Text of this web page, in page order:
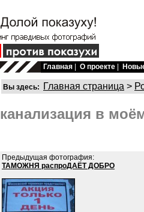
Главная О проекте
Вы здесь: Главная страница >
канализация в
Предыдущая фотография:
ТАМОЖНЯ распроДАЁТ ДОБРО